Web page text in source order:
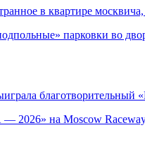
в квартире москвича,
парковки во
благотворительный
на Moscow